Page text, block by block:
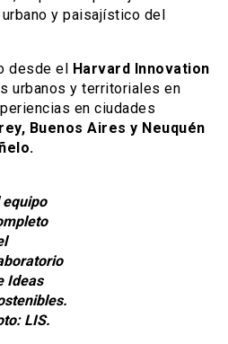
y paisajístico del
desde el Harvard Innovation
urbanos y territoriales en
en ciudades
Buenos Aires y Neuquén
equipo
Ideas
LIS.